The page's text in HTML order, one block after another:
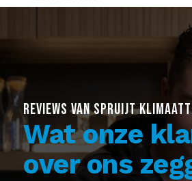
REVIEWS VAN SPRUIJT
Wat onze
over ons